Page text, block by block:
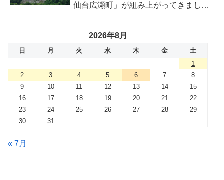
仙台広瀬町」が組み上がってきまし
2026年8月
日 月 火 水 木 金
土
1
2
3 4 5 6 7
8
9
10 11 12 13 14
15
16
17 18 19 20 21
22
23
24 25 26 27 28
29
30
31
« 7月